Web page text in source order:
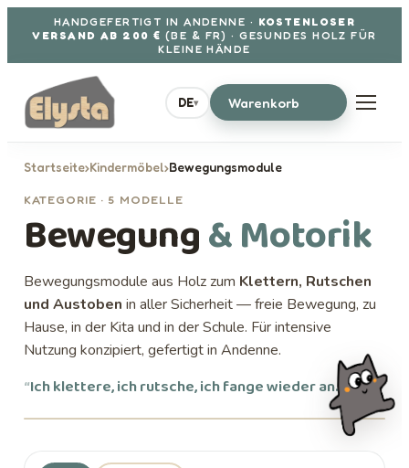
HANDGEFERTIGT IN ANDENNE · KOSTENLOSER
VERSAND AB 200 € (BE & FR) · GESUNDES HOLZ FÜR
KLEINE HÄNDE
DE▾ Warenkorb
Startseite›Kindermöbel›Bewegungsmodule
KATEGORIE · 5 MODELLE
Bewegung& Motorik
Bewegungsmodule aus Holz zum Klettern, Rutschen
und Austoben in aller Sicherheit — freie Bewegung, zu
Hause, in der Kita und in der Schule. Für intensive
Nutzung konzipiert, gefertigt in Andenne.
“Ich klettere, ich rutsche, ich fange wieder an.”